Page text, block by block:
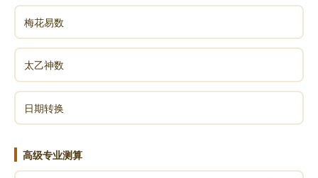
梅花易数
太乙神数
日期转换
高级专业测算